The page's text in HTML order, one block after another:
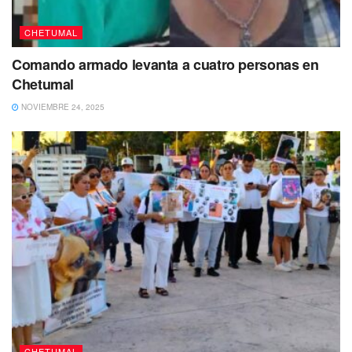
Al tiempo en que el helicóptero sobrevolaba, llegaron
reportes a la línea de emergencias con amenazas,
indicando que, si no dejaba de sobrevolar sería derribado,
lo que generó un operativo interinstitucional en el que
filtros de seguridad fueron establecidos por elementos de
la Policía Quintana Roo en la carretera Chetumal-Bacalar
CHETUMAL
Comando armado levanta a cuatro personas en
Chetumal
NOVIEMBRE 24, 2025